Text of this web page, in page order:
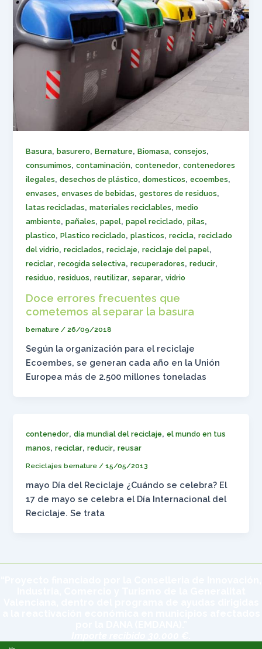
Basura,basurero,Bernature,Biomasa,consejos,
consumimos,contaminación,contenedor,contenedores
ilegales,desechos de plástico,domesticos,ecoembes,
envases,envases de bebidas,gestores de residuos,
latas recicladas,materiales reciclables,medio
ambiente,pañales,papel,papel reciclado,pilas,
plastico,Plastico reciclado,plasticos,recicla,reciclado
del vidrio,reciclados,reciclaje,reciclaje del papel,
reciclar,recogida selectiva,recuperadores,reducir,
residuo,residuos,reutilizar,separar,vidrio
Doce errores frecuentes que
cometemos al separar la basura
bernature/26/09/2018
Según la organización para el reciclaje
Ecoembes, se generan cada año en la Unión
Europea más de 2.500 millones toneladas
contenedor,día mundial del reciclaje,el mundo en tus
manos,reciclar,reducir,reusar
Reciclajes bernature/15/05/2013
mayo Día del Reciclaje ¿Cuándo se celebra? El
17 de mayo se celebra el Día Internacional del
Reciclaje. Se trata